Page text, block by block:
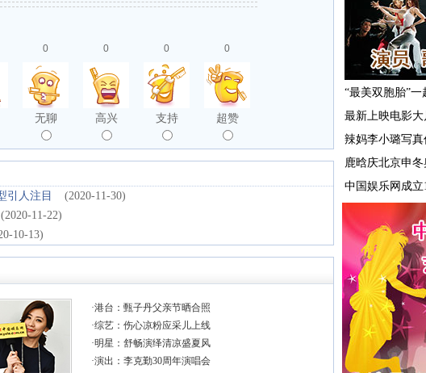
0
无聊
0
高兴
0
支持
0
超赞
引人注目
(2020-11-30)
(2020-11-22)
10-13)